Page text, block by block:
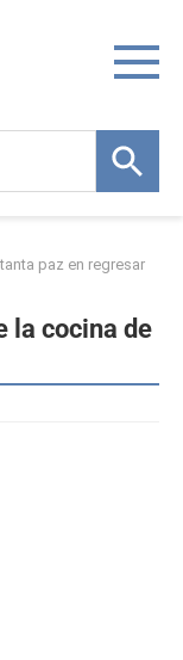
paz en regresar
la cocina de